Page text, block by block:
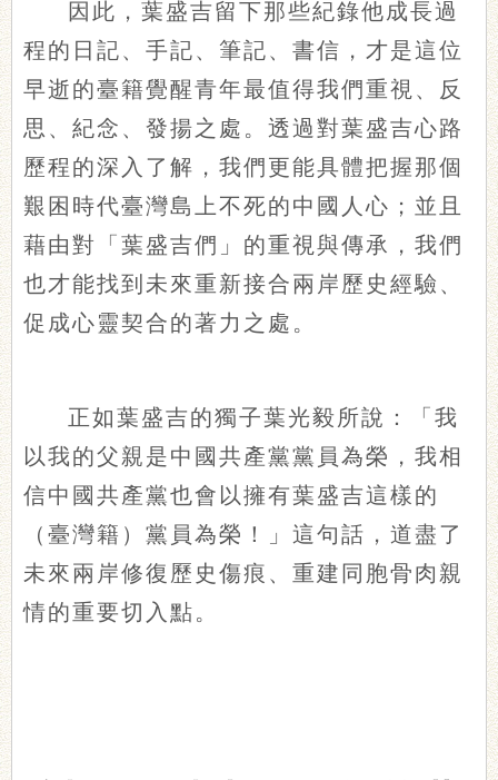
因此，葉盛吉留下那些紀錄他成長過
程的日記、手記、筆記、書信，才是這位
早逝的臺籍覺醒青年最值得我們重視、反
思、紀念、發揚之處。透過對葉盛吉心路
歷程的深入了解，我們更能具體把握那個
艱困時代臺灣島上不死的中國人心；並且
藉由對「葉盛吉們」的重視與傳承，我們
也才能找到未來重新接合兩岸歷史經驗、
促成心靈契合的著力之處。
正如葉盛吉的獨子葉光毅所說：「我
以我的父親是中國共產黨黨員為榮，我相
信中國共產黨也會以擁有葉盛吉這樣的
（臺灣籍）黨員為榮！」這句話，道盡了
未來兩岸修復歷史傷痕、重建同胞骨肉親
情的重要切入點。